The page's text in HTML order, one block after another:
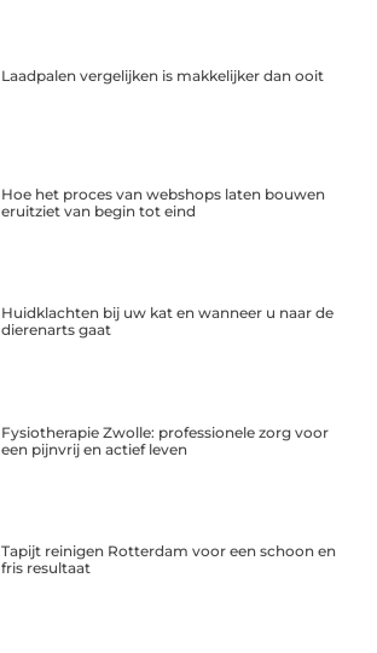
Laadpalen vergelijken is makkelijker dan ooit
Hoe het proces van webshops laten bouwen
eruitziet van begin tot eind
Huidklachten bij uw kat en wanneer u naar de
dierenarts gaat
Fysiotherapie Zwolle: professionele zorg voor
een pijnvrij en actief leven
Tapijt reinigen Rotterdam voor een schoon en
fris resultaat